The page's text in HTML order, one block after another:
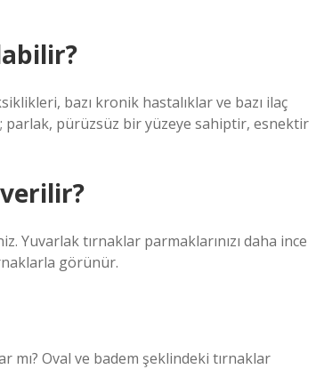
bazı kronik hastalıklar ve bazı ilaç
parlak, pürüzsüz bir yüzeye sahiptir, esnektir
Yuvarlak tırnaklar parmaklarınızı daha ince
görünür.
mı? Oval ve badem şeklindeki tırnaklar